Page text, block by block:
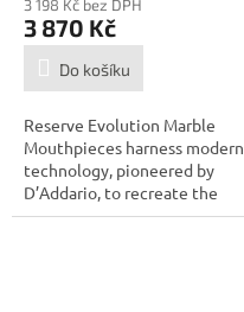
3 198 Kč bez DPH
3 870 Kč
Do košíku
Reserve Evolution Marble
Mouthpieces harness modern
technology, pioneered by
D’Addario, to recreate the
incomparable...